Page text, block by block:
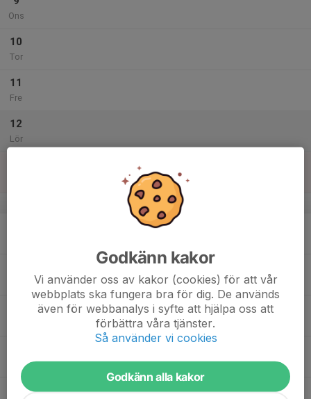
Ons
10
Tor
11
Fre
12
Lör
v.29
Godkänn kakor
Vi använder oss av kakor (cookies) för att vår
webbplats ska fungera bra för dig. De används
även för webbanalys i syfte att hjälpa oss att
förbättra våra tjänster.
Så använder vi cookies
Godkänn alla kakor